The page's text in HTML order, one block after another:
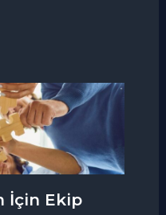
İçin Ekip